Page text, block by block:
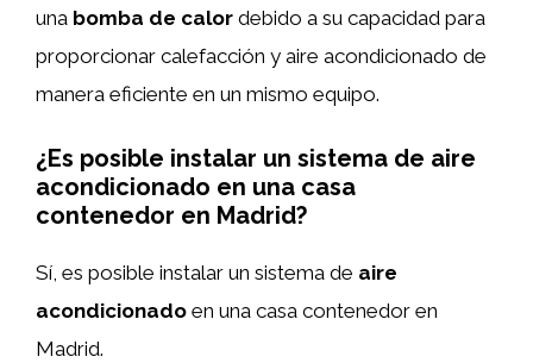
una bomba de calor debido a su capacidad para
proporcionar calefacción y aire acondicionado de
manera eficiente en un mismo equipo.
¿Es posible instalar un sistema de aire
acondicionado en una casa
contenedor en Madrid?
Sí, es posible instalar un sistema de aire
acondicionado en una casa contenedor en
Madrid.